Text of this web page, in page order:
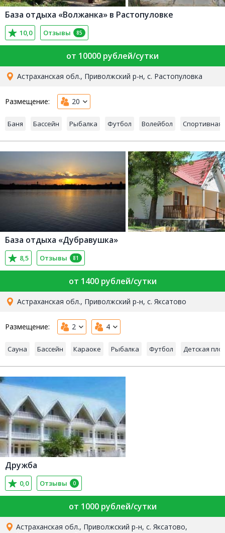
База отдыха «Волжанка» в Растопуловке
10,0 Отзывы 85
от 10000 рублей/сутки
Астраханская обл., Приволжский р-н, с. Растопуловка
Размещение: 20
Баня Бассейн Рыбалка Футбол Волейбол Спортивная
База отдыха «Дубравушка»
8,5 Отзывы 81
от 1400 рублей/сутки
Астраханская обл., Приволжский р-н, с. Яксатово
Размещение: 2 4
Сауна Бассейн Караоке Рыбалка Футбол Детская
Дружба
0,0 Отзывы 0
от 1000 рублей/сутки
Астраханская обл., Приволжский р-н, с. Яксатово,